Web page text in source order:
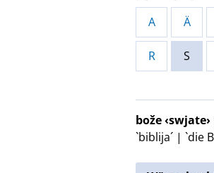
A Ä
R S
bože
`biblija´ | `die